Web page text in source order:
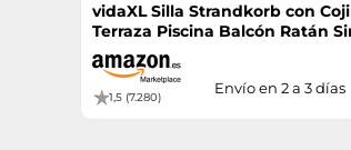
vidaXL Silla Strandkorb con
Terraza Piscina Balcón Ratán
1,5 (7.280)
Envío en 2 a 3 días